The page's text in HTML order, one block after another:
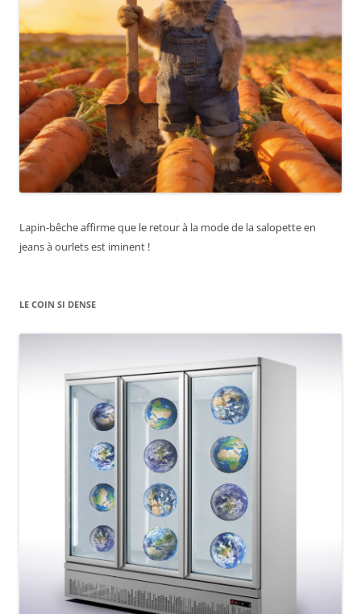
Lapin-bêche affirme que le retour à la mode de la salopette en
jeans à ourlets est iminent !
LE COIN SI DENSE